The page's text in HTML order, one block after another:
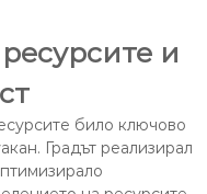
и
било ключово
Градът реализирал